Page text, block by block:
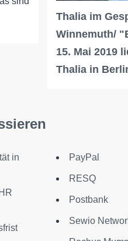
Thalia im
Winnemuth/
15. Mai 2019
Thalia in
in
PayPal
RESQ
Postbank
Sewio